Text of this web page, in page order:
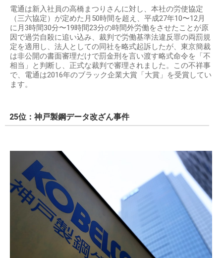
電通は新入社員の高橋まつりさんに対し、本社の労使協定
（三六協定）が定めた月50時間を超え、平成27年10〜12月
に月3時間30分〜19時間23分の時間外労働をさせたことが原
因で過労自殺に追い込み、裁判で労働基準法違反罪の両罰規
定を適用し、法人としての同社を略式起訴したが、東京簡裁
は非公開の書面審理だけで罰金刑を言い渡す略式命令を「不
相当」と判断し、正式な裁判で審理されました。この不祥事
で、電通は2016年のブラック企業大賞「大賞」を受賞してい
ます。
25位：神戸製鋼データ改ざん事件